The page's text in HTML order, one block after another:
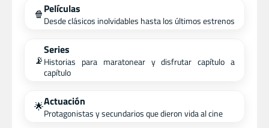
🍿Películas
Desde clásicos inolvidables hasta los últimos estrenos
📡
Series
Historias para maratonear y disfrutar capítulo a
capítulo
🌟Actuación
Protagonistas y secundarios que dieron vida al cine